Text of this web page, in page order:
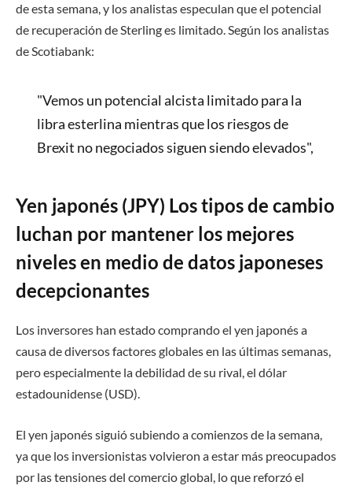
de esta semana, y los analistas especulan que el potencial
de recuperación de Sterling es limitado. Según los analistas
de Scotiabank:
"Vemos un potencial alcista limitado para la
libra esterlina mientras que los riesgos de
Brexit no negociados siguen siendo elevados",
Yen japonés (JPY) Los tipos de cambio
luchan por mantener los mejores
niveles en medio de datos japoneses
decepcionantes
Los inversores han estado comprando el yen japonés a
causa de diversos factores globales en las últimas semanas,
pero especialmente la debilidad de su rival, el dólar
estadounidense (USD).
El yen japonés siguió subiendo a comienzos de la semana,
ya que los inversionistas volvieron a estar más preocupados
por las tensiones del comercio global, lo que reforzó el